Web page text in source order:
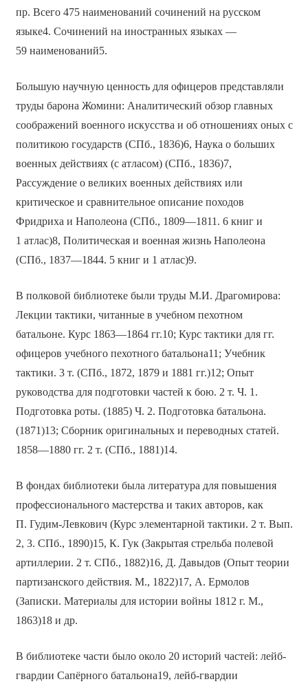
пр. Всего 475 наименований сочинений на русском
языке4. Сочинений на иностранных языках —
59 наименований5.
Большую научную ценность для офицеров представляли
труды барона Жомини: Аналитический обзор главных
соображений военного искусства и об отношениях оных с
политикою государств (СПб., 1836)6, Наука о больших
военных действиях (с атласом) (СПб., 1836)7,
Рассуждение о великих военных действиях или
критическое и сравнительное описание походов
Фридриха и Наполеона (СПб., 1809—1811. 6 книг и
1 атлас)8, Политическая и военная жизнь Наполеона
(СПб., 1837—1844. 5 книг и 1 атлас)9.
В полковой библиотеке были труды М.И. Драгомирова:
Лекции тактики, читанные в учебном пехотном
батальоне. Курс 1863—1864 гг.10; Курс тактики для гг.
офицеров учебного пехотного батальона11; Учебник
тактики. 3 т. (СПб., 1872, 1879 и 1881 гг.)12; Опыт
руководства для подготовки частей к бою. 2 т. Ч. 1.
Подготовка роты. (1885) Ч. 2. Подготовка батальона.
(1871)13; Сборник оригинальных и переводных статей.
1858—1880 гг. 2 т. (СПб., 1881)14.
В фондах библиотеки была литература для повышения
профессионального мастерства и таких авторов, как
П. Гудим-Левкович (Курс элементарной тактики. 2 т. Вып.
2, 3. СПб., 1890)15, К. Гук (Закрытая стрельба полевой
артиллерии. 2 т. СПб., 1882)16, Д. Давыдов (Опыт теории
партизанского действия. М., 1822)17, А. Ермолов
(Записки. Материалы для истории войны 1812 г. М.,
1863)18 и др.
В библиотеке части было около 20 историй частей: лейб-
гвардии Сапёрного батальона19, лейб-гвардии